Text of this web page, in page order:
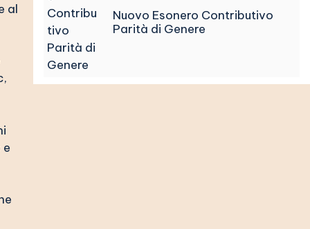
al
Nuovo Esonero Contributivo
Parità di Genere